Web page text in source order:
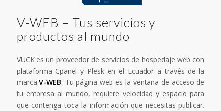
V-WEB – Tus servicios y
productos al mundo
VUCK es un proveedor de servicios de hospedaje web con
plataforma Cpanel y Plesk en el Ecuador a través de la
marcaV-WEB. Tu página web es la ventana de acceso de
tu empresa al mundo, requiere velocidad y espacio para
que contenga toda la información que necesitas publicar.